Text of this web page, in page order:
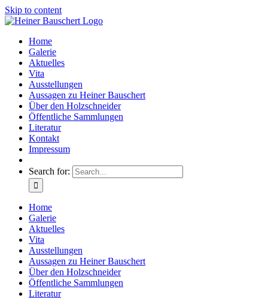
Skip to content
Home
Galerie
Aktuelles
Vita
Ausstellungen
Aussagen zu Heiner Bauschert
Über den Holzschneider
Öffentliche Sammlungen
Literatur
Kontakt
Impressum
Search for:
Home
Galerie
Aktuelles
Vita
Ausstellungen
Aussagen zu Heiner Bauschert
Über den Holzschneider
Öffentliche Sammlungen
Literatur